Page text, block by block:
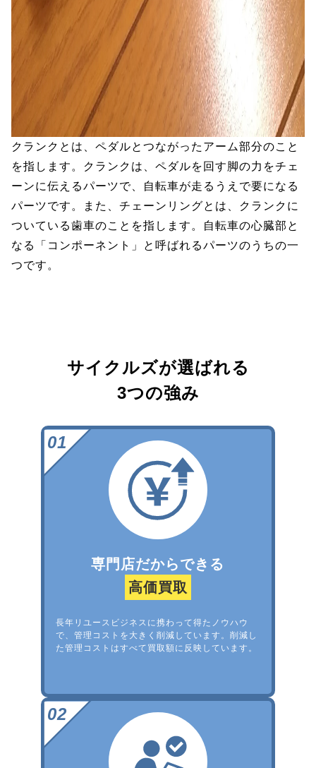
クランクとは、ペダルとつながったアーム部分のこと
を指します。クランクは、ペダルを回す脚の力をチェ
ーンに伝えるパーツで、自転車が走るうえで要になる
パーツです。また、チェーンリングとは、クランクに
ついている歯車のことを指します。自転車の心臓部と
なる「コンポーネント」と呼ばれるパーツのうちの一
つです。
サイクルズが選ばれる
3つの強み
専門店だからできる
高価買取
長年リユースビジネスに携わって得たノウハウ
で、管理コストを大きく削減しています。削減し
た管理コストはすべて買取額に反映しています。